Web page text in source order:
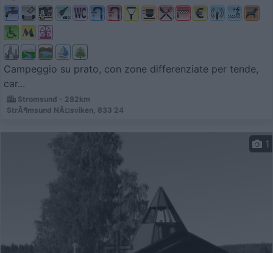
Campeggio su prato, con zone differenziate per tende,
car...
Stromsund - 282km
StrÃ¶msund NÃ¤sviken, 833 24
1